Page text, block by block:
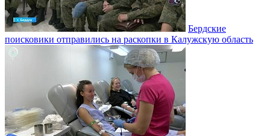
Бердские
поисковики отправились на раскопки в Калужскую область